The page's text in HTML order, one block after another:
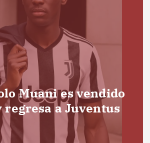
Muani es vendido
regresa a Juventus